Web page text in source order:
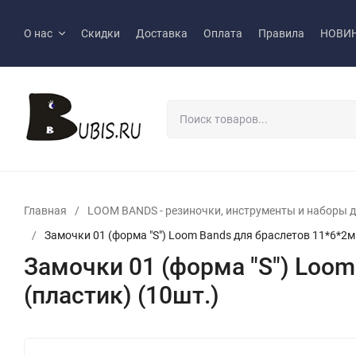
О нас Скидки Доставка Оплата Правила
Главная /
LOOM BANDS - pезиночки, инструменты и наборы
/
Замочки 01 (форма "S") Loom Bands для браслетов
Замочки 01 (форма "S")
(пластик) (10шт.)